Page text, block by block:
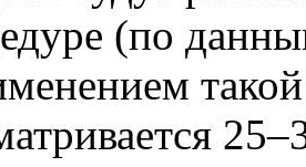
(по